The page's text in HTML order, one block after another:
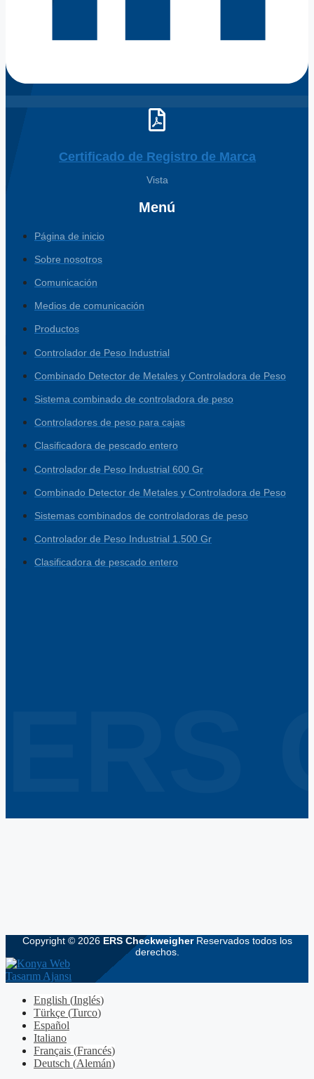
Certificado de Registro de Marca
Vista
Menú
Página de inicio
Sobre nosotros
Comunicación
Medios de comunicación
Productos
Controlador de Peso Industrial
Combinado Detector de Metales y Controladora de Peso
Sistema combinado de controladora de peso
Controladores de peso para cajas
Clasificadora de pescado entero
Controlador de Peso Industrial 600 Gr
Combinado Detector de Metales y Controladora de Peso
Sistemas combinados de controladoras de peso
Controlador de Peso Industrial 1.500 Gr
Clasificadora de pescado entero
Copyright © 2026 ERS CheckweigherReservados todos los
derechos.
English (Inglés)
Türkçe (Turco)
Español
Italiano
Français (Francés)
Deutsch (Alemán)